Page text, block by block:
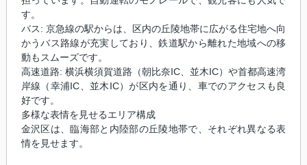
す。
バス: 京急線の駅からは、区内の丘陵地帯に広がる住宅地へ向
かうバス路線が充実しており、鉄道駅から離れた地域への移
動もスムーズです。
高速道路: 横浜横須賀道路（朝比奈IC、並木IC）や首都高速湾
岸線（幸浦IC、並木IC）が区内を通り、車でのアクセスも良
好です。
多様な表情を見せるエリア構成
金沢区は、臨海部と内陸部の丘陵地帯で、それぞれ異なる表
情を見せます。